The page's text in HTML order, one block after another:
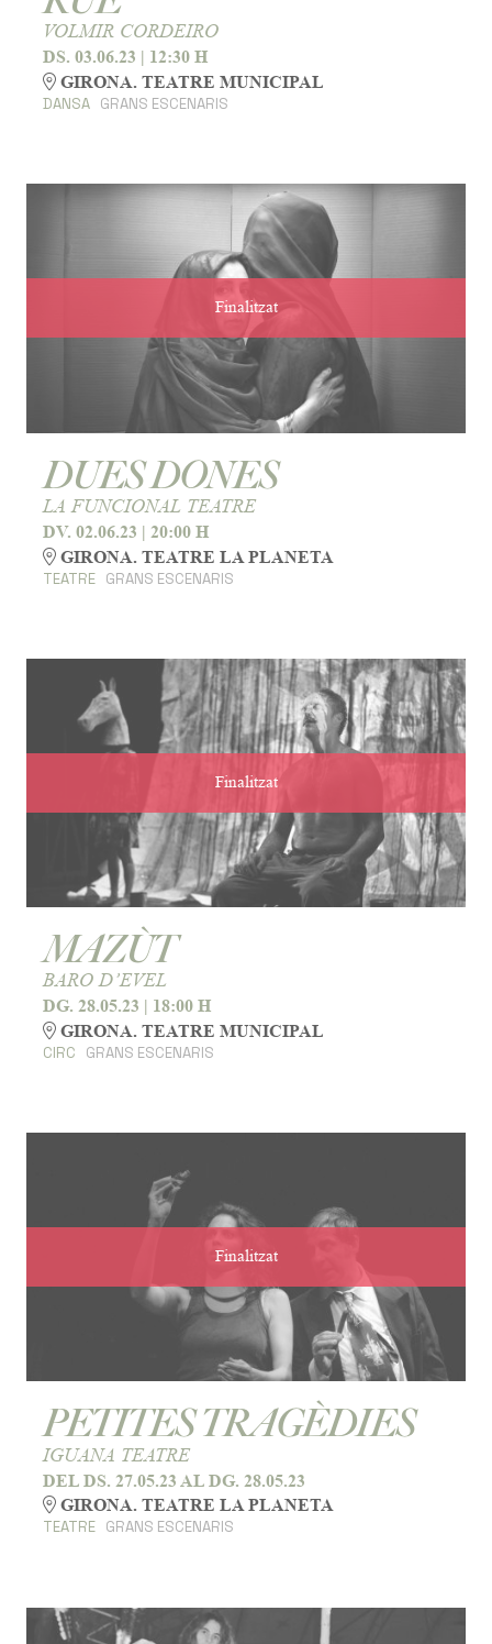
VOLMIR CORDEIRO
DS. 03.06.23 | 12:30 H
GIRONA. TEATRE MUNICIPAL
DANSA GRANS ESCENARIS
Finalitzat
DUES DONES
LA FUNCIONAL TEATRE
DV. 02.06.23 | 20:00 H
GIRONA. TEATRE LA PLANETA
TEATRE GRANS ESCENARIS
Finalitzat
MAZÙT
BARO D’EVEL
DG. 28.05.23 | 18:00 H
GIRONA. TEATRE MUNICIPAL
CIRC GRANS ESCENARIS
Finalitzat
PETITES TRAGÈDIES
IGUANA TEATRE
DEL DS. 27.05.23 AL DG. 28.05.23
GIRONA. TEATRE LA PLANETA
TEATRE GRANS ESCENARIS